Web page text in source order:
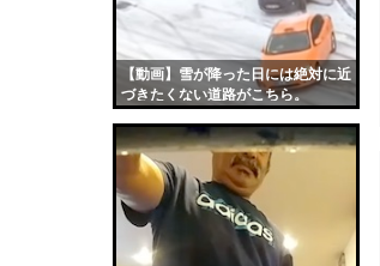
【動画】雪が降った日には絶対に近
づきたくない道路がこちら。